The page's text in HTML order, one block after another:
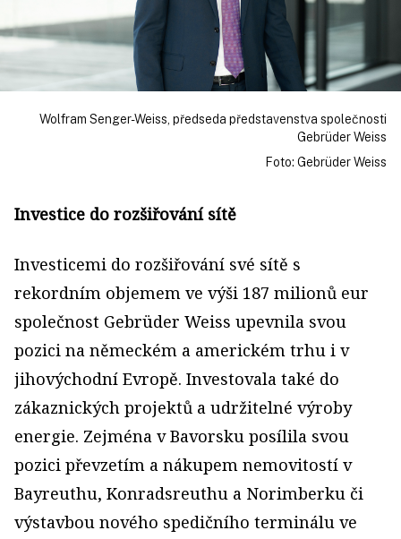
Wolfram Senger-Weiss, předseda představenstva společnosti
Gebrüder Weiss
Foto: Gebrüder Weiss
Investice do rozšiřování sítě
Investicemi do rozšiřování své sítě s
rekordním objemem ve výši 187 milionů eur
společnost Gebrüder Weiss upevnila svou
pozici na německém a americkém trhu i v
jihovýchodní Evropě. Investovala také do
zákaznických projektů a udržitelné výroby
energie. Zejména v Bavorsku posílila svou
pozici převzetím a nákupem nemovitostí v
Bayreuthu, Konradsreuthu a Norimberku či
výstavbou nového spedičního terminálu ve